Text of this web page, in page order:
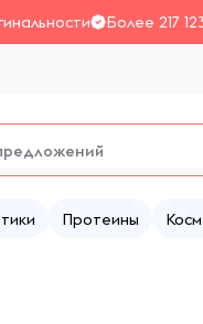
Более 217
Протеины